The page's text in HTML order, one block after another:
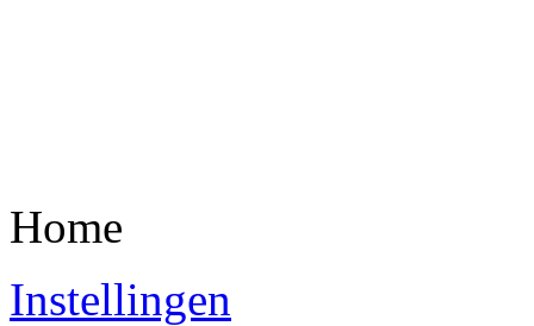
Home
Instellingen